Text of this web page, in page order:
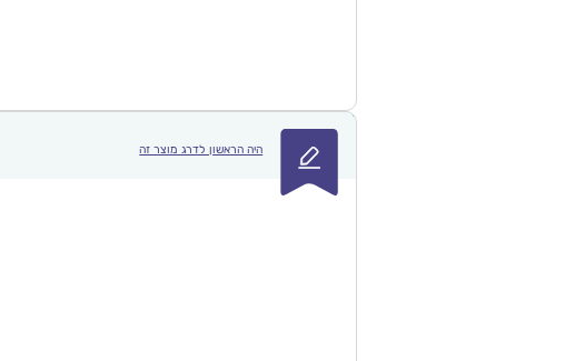
היה הראשון לדרג מוצר זה